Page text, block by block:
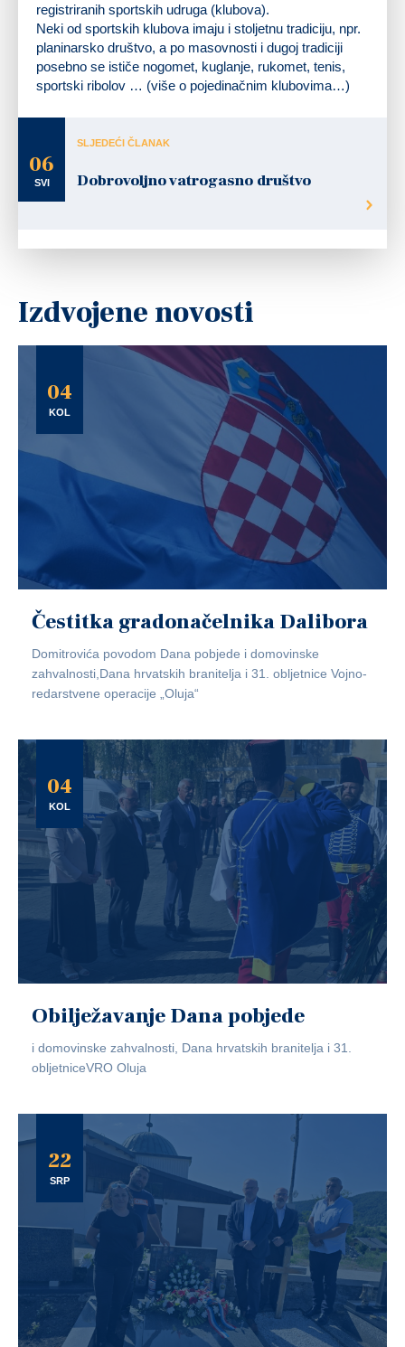
registriranih sportskih udruga (klubova).
Neki od sportskih klubova imaju i stoljetnu tradiciju, npr.
planinarsko društvo, a po masovnosti i dugoj tradiciji
posebno se ističe nogomet, kuglanje, rukomet, tenis,
sportski ribolov … (više o pojedinačnim klubovima…)
06
SVI
SLJEDEĆI ČLANAK
Dobrovoljno vatrogasno društvo
Izdvojene novosti
04
KOL
Čestitka gradonačelnika Dalibora
Domitrovića povodom Dana pobjede i domovinske
zahvalnosti,Dana hrvatskih branitelja i 31. obljetnice Vojno-
redarstvene operacije „Oluja“
04
KOL
Obilježavanje Dana pobjede
i domovinske zahvalnosti, Dana hrvatskih branitelja i 31.
obljetniceVRO Oluja
22
SRP